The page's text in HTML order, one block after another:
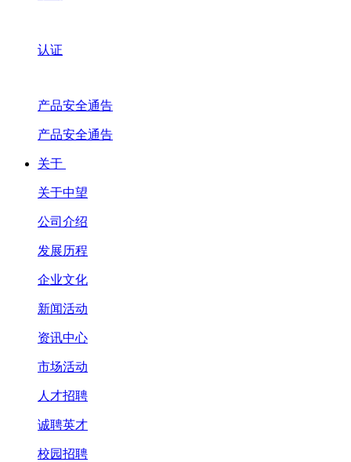
认证
产品安全通告
产品安全通告
关于
关于中望
公司介绍
发展历程
企业文化
新闻活动
资讯中心
市场活动
人才招聘
诚聘英才
校园招聘